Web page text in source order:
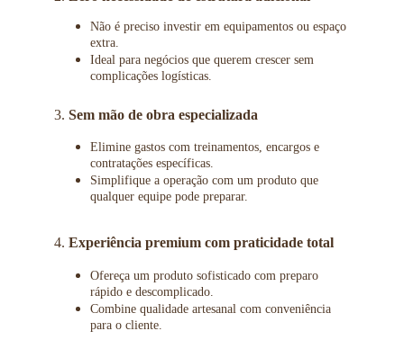
Não é preciso investir em equipamentos ou espaço
extra.
Ideal para negócios que querem crescer sem
complicações logísticas.
3. Sem mão de obra especializada
Elimine gastos com treinamentos, encargos e
contratações específicas.
Simplifique a operação com um produto que
qualquer equipe pode preparar.
4. Experiência premium com praticidade total
Ofereça um produto sofisticado com preparo
rápido e descomplicado.
Combine qualidade artesanal com conveniência
para o cliente.